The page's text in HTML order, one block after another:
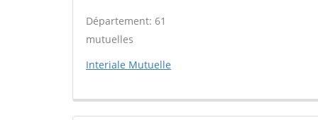
Département: 61
mutuelles
Interiale Mutuelle